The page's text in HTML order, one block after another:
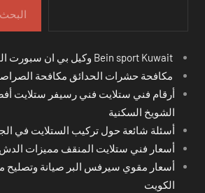
البحث
مكافحة حشرات الحدائق مكافحة
أرقام فني ستلايت فني رسيفر ستلايت
الشويخ السكنية
أسئلة شائعة حول تركيب الستلايت في
أسعار فني ستلايت المنقف مميزات
أسعار مقوي سيرفس البر صيانة وتصليح
الكويت